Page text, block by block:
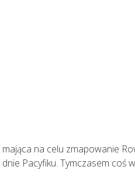
na celu zmapowanie
Pacyfiku. Tymczasem coś